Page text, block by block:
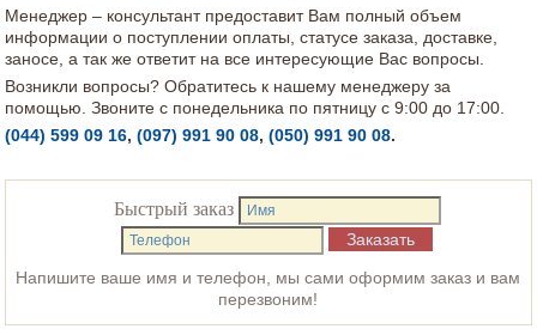
Менеджер – консультант предоставит Вам полный объем
информации о поступлении оплаты, статусе заказа, доставке,
заносе, а так же ответит на все интересующие Вас вопросы.
Возникли вопросы? Обратитесь к нашему менеджеру за
помощью. Звоните с понедельника по пятницу с 9:00 до 17:00.
(044) 599 09 16,(097) 991 90 08,(050) 991 90 08.
Быстрый заказ
Напишите ваше имя и телефон, мы сами оформим заказ и вам
перезвоним!